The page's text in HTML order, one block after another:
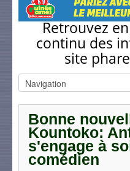
Retrouvez
continu des
site
Bonne
Kountoko:
s'engage à
comédien